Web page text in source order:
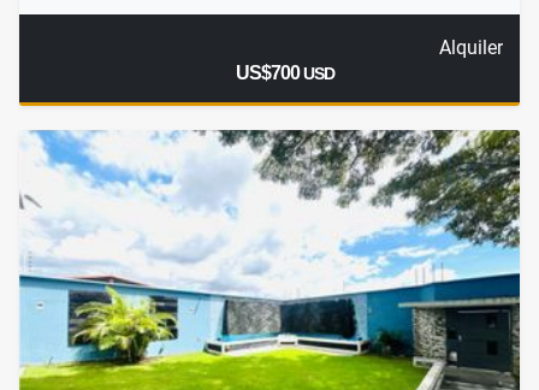
Alquiler
US$700USD